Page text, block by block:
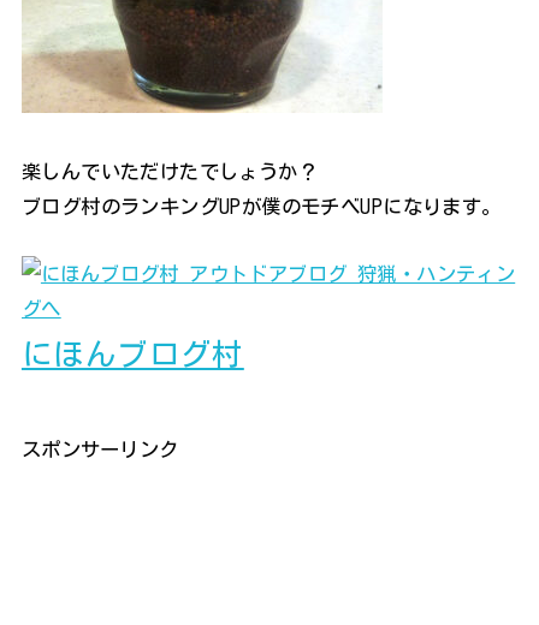
楽しんでいただけたでしょうか？
ブログ村のランキングUPが僕のモチベUPになります。
にほんブログ村
スポンサーリンク